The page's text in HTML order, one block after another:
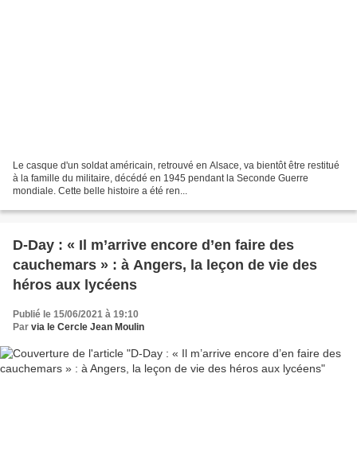
Le casque d'un soldat américain, retrouvé en Alsace, va bientôt être restitué
à la famille du militaire, décédé en 1945 pendant la Seconde Guerre
mondiale. Cette belle histoire a été ren...
D-Day : « Il m’arrive encore d’en faire des
cauchemars » : à Angers, la leçon de vie des
héros aux lycéens
Publié le 15/06/2021 à 19:10
Par via le Cercle Jean Moulin